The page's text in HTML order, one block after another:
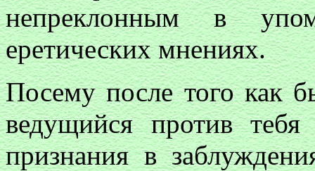
непреклонным в
еретических мнениях.
Посему после того как
ведущийся против
признания в